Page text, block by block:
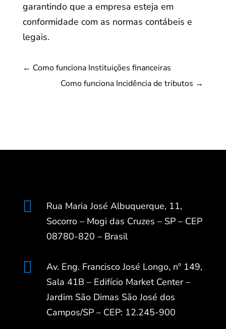
garantindo que a empresa esteja em
conformidade com as normas contábeis e
legais.
← Como funciona Instituições financeiras
Como funciona Incidência de tributos →

Rua Maria José Albuquerque, 11,
Socorro – Mogi das Cruzes – SP – CEP
08780-820 – Brasil

Av. Eng. Francisco José Longo, nº 149,
Sala 41B – Edifício Market Center –
Jardim São Dimas São José dos
Campos/SP – CEP: 12.245-900